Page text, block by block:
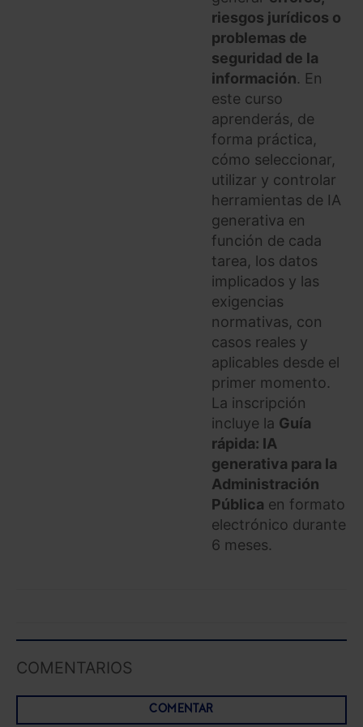
las que sean indispensables para la navegación.
Saber más acerca de las cookies
riesgos jurídicos o
problemas de
seguridad de la
información. En
este curso
aprenderás, de
forma práctica,
cómo seleccionar,
utilizar y controlar
herramientas de IA
generativa en
función de cada
tarea, los datos
implicados y las
exigencias
normativas, con
casos reales y
aplicables desde el
primer momento.
La inscripción
incluye la Guía
rápida: IA
generativa para la
Administración
Pública en formato
electrónico durante
6 meses.
COMENTARIOS
COMENTAR